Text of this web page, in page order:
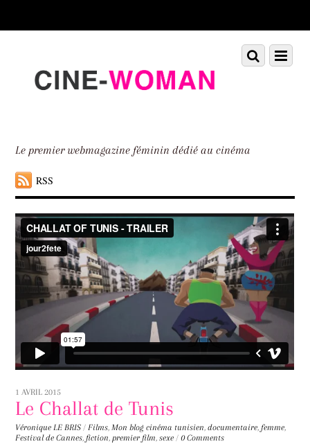
down
Le premier webmagazine féminin dédié au cinéma
RSS
Menu
Scroll
down
1 AVRIL 2015
Le Challat de Tunis
Véronique LE BRIS / Films,Mon blog cinéma tunisien,documentaire, femme,
Festival de Cannes, fiction,premier film,sexe / 0 Comments